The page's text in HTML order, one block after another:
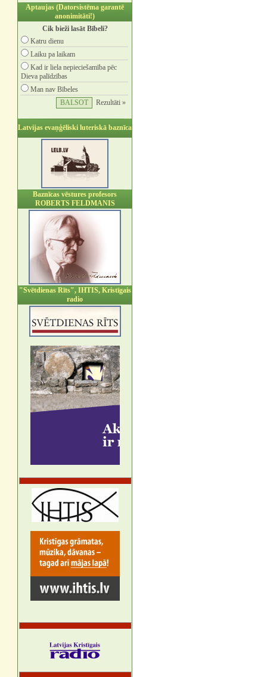
Aptaujas (Datorsistēma garantē
anonimitāti!)
Cik bieži lasāt Bībeli?
Katru dienu
Laiku pa laikam
Kad ir liela nepieciešamība pēc
Dieva palīdzības
Man nav Bībeles
Rezultāti »
Latvijas evaņģēliski luteriskā baznīca
Baznīcas vēstures profesors
ROBERTS FELDMANIS
"Svētdienas Rīts", IHTIS, Kristīgais
radio